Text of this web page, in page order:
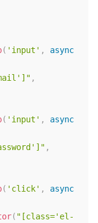
( 'input' ,
async
,
( 'input' ,
async
,
( 'click' ,
async
( "[class='el-